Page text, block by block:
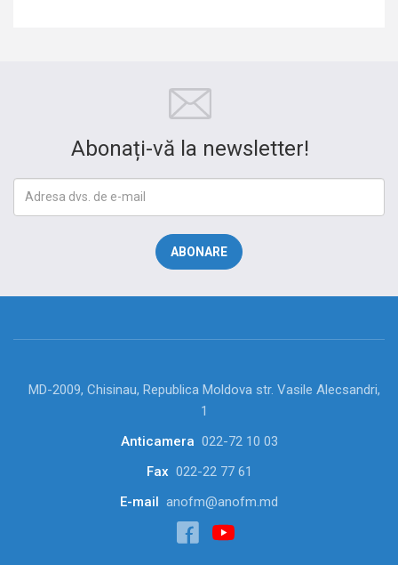
Abonați-vă la newsletter!
MD-2009, Chisinau, Republica Moldova str. Vasile Alecsandri,
1
Anticamera 022-72 10 03
Fax 022-22 77 61
E-mail anofm@anofm.md